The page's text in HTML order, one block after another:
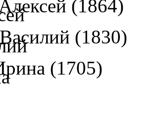
(1864)
Василий (1830)
(1705)